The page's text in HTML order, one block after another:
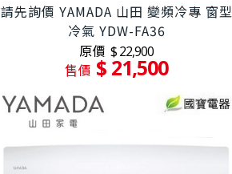
請先詢價 YAMADA 山田 變頻冷專 窗型
冷氣 YDW-FA36
原價 $ 22,900
售價 $ 21,500